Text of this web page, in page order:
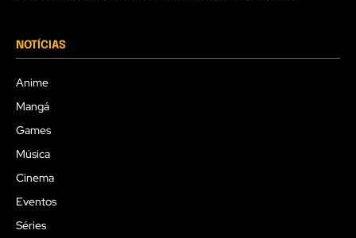
NOTÍCIAS
Anime
Mangá
Games
Música
Cinema
Eventos
Séries